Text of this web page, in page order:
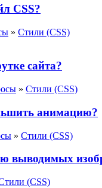
CSS?
» Стили (CSS)
сайта?
» Стили (CSS)
анимацию?
» Стили (CSS)
выводимых
(CSS)